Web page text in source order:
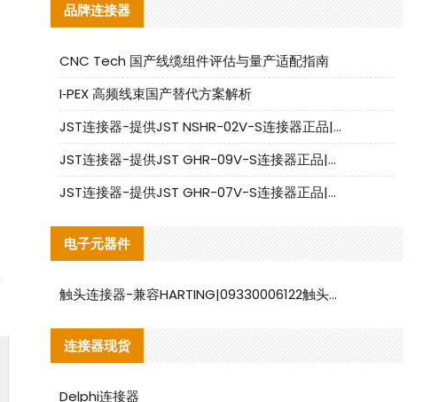
品牌连接器
CNC Tech 国产线缆组件评估与量产适配指南
I‑PEX 高频线束国产替代方案解析
JST连接器-提供JST NSHR-02V-S连接器正品|替代品
JST连接器-提供JST GHR-09V-S连接器正品|替代品
JST连接器-提供JST GHR-07V-S连接器正品|替代品
电子元器件
触头连接器-兼容HARTING|09330006122触头连接器替代品说明
连接器现货
Delphi连接器